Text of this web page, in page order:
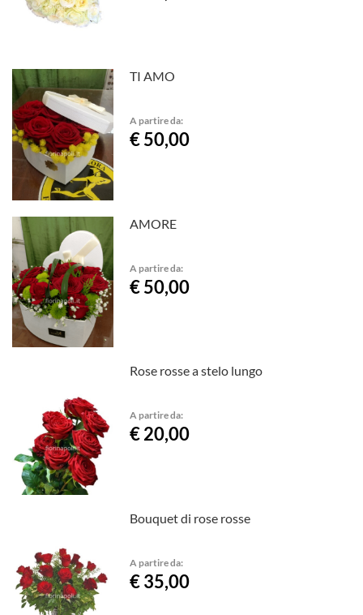
TI AMO
A partire da:
€ 50,00
AMORE
A partire da:
€ 50,00
Rose rosse a stelo lungo
A partire da:
€ 20,00
Bouquet di rose rosse
A partire da:
€ 35,00